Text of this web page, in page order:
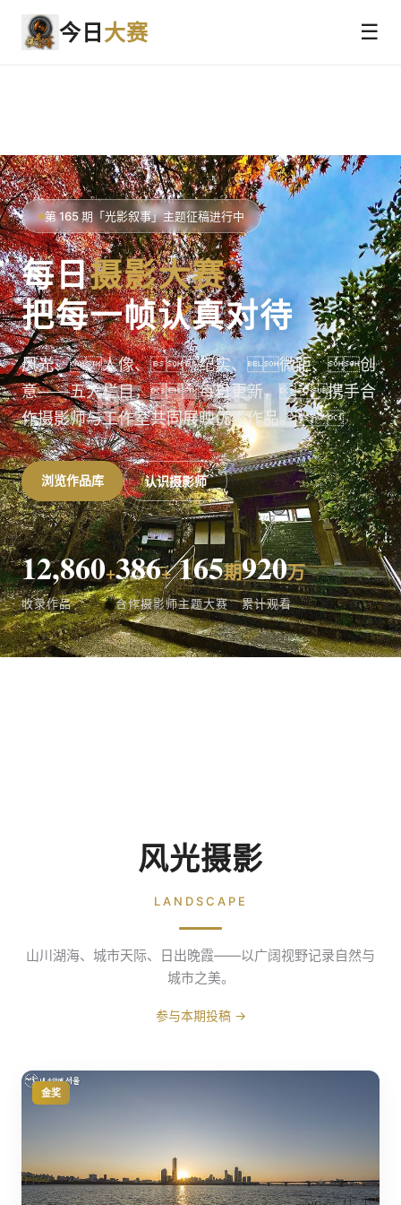
今日大赛 ☰
第 165 期「光影叙事」主题征稿进行中
每日摄影大赛
把每一帧认真对待
风光、人像、纪实、微距、创
意——五大栏目，每日更新，携手合
作摄影师与工作室共同展映优秀作品。
浏览作品库 认识摄影师
12,860+
收录作品
386+
合作摄影师
165期
主题大赛
920万
累计观看
风光摄影
LANDSCAPE
山川湖海、城市天际、日出晚霞——以广阔视野记录自然与
城市之美。
参与本期投稿 →
金奖